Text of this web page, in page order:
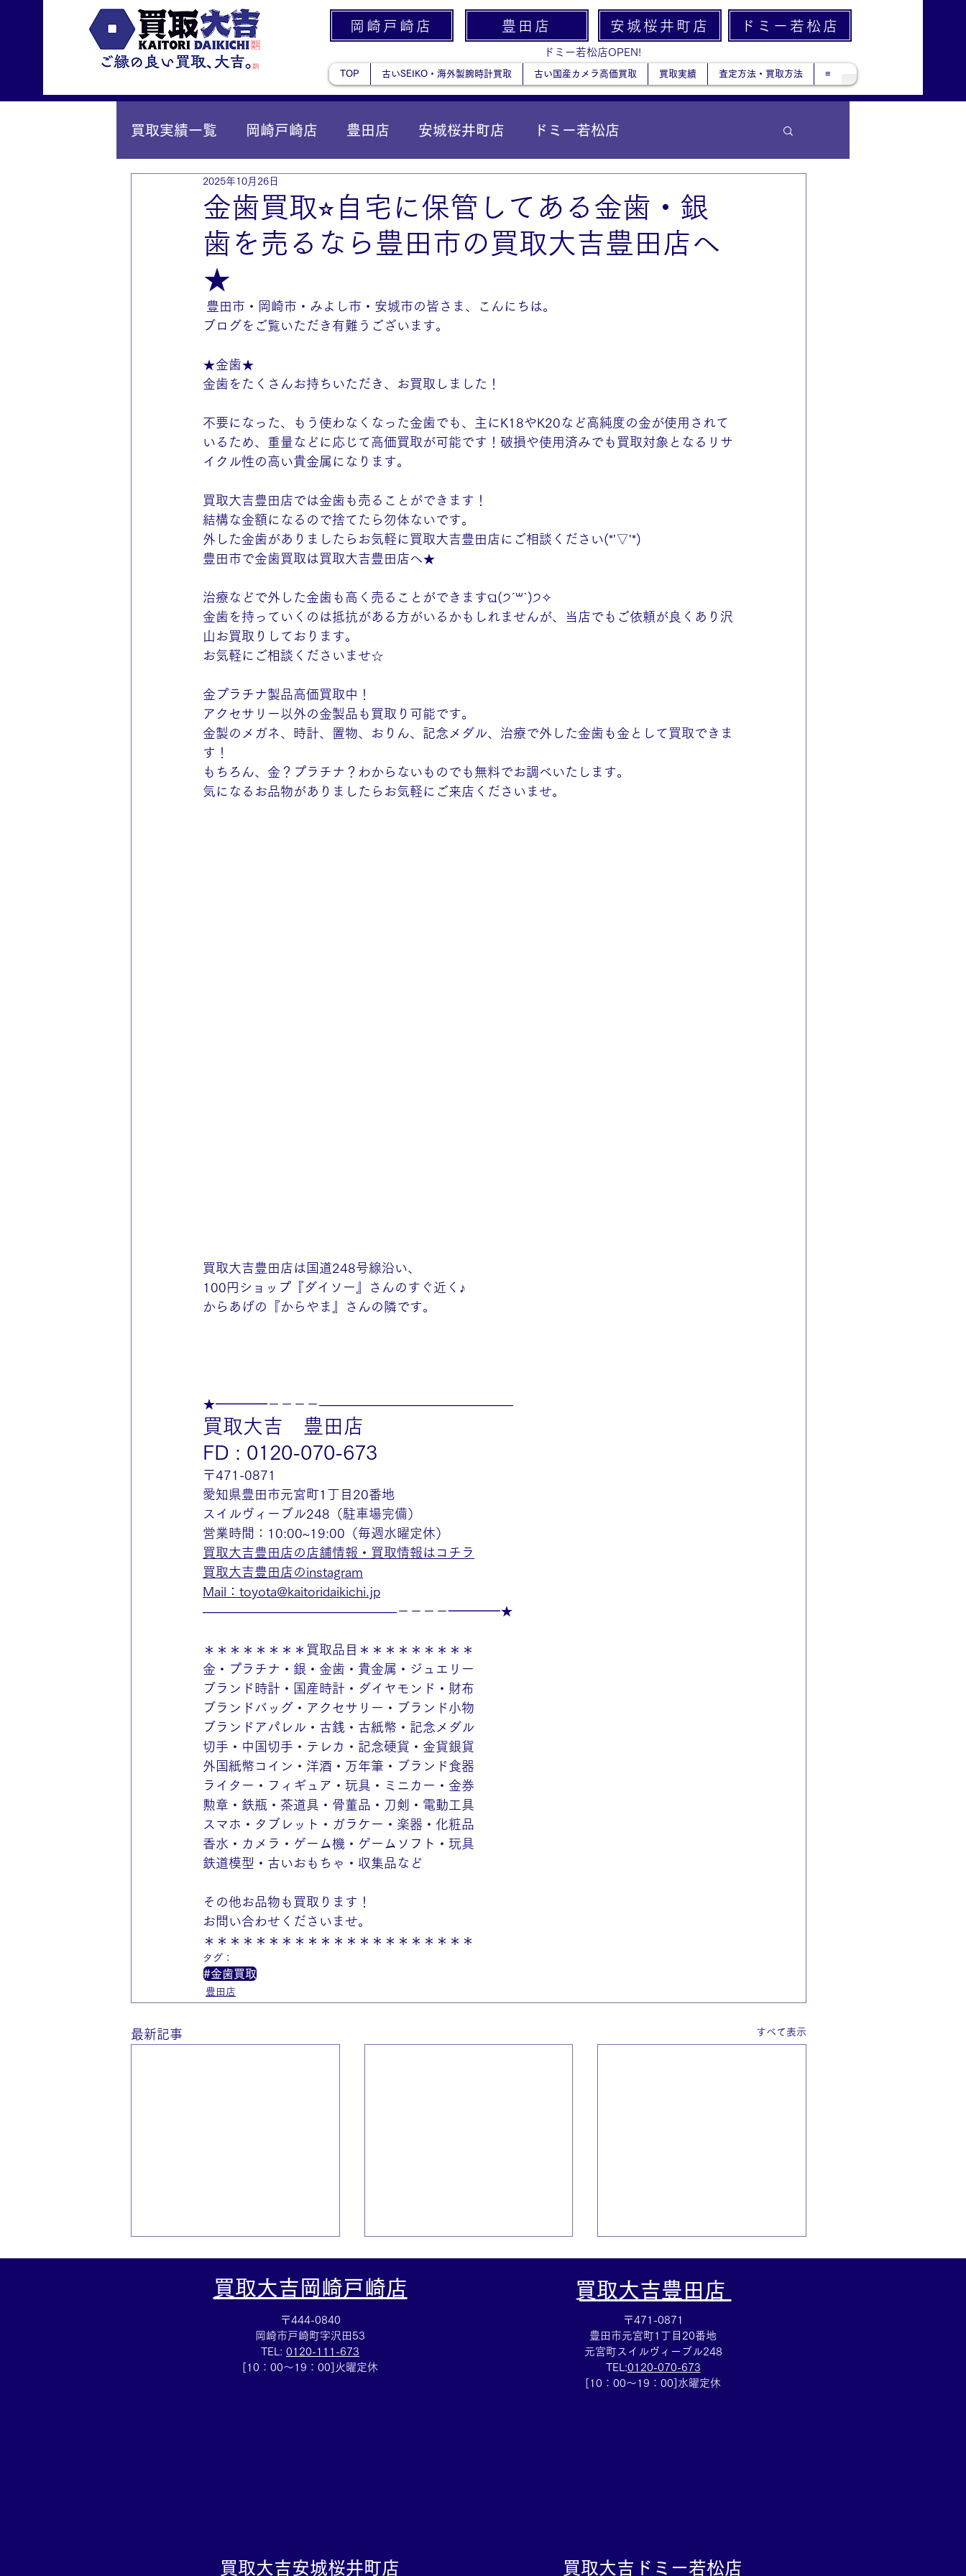
岡崎戸崎店 豊田店 安城桜井町店 ドミー若松店
ドミー若松店OPEN!
TOP 古いSEIKO・海外製腕時計買取 古い国産カメラ高価買取 買取実績 査定方法・買取方法 ≡
買取実績一覧 岡崎戸崎店 豊田店 安城桜井町店 ドミー若松店
IY安城店（安城桜井町店に統合）
金歯買取⭐︎自宅に保管してある金歯・銀
歯を売るなら豊田市の買取大吉豊田店へ
★
2025年10月26日
豊田市・岡崎市・みよし市・安城市の皆さま、こんにちは。
ブログをご覧いただき有難うございます。
★金歯★
金歯をたくさんお持ちいただき、お買取しました！
不要になった、もう使わなくなった金歯でも、主にK18やK20など高純度の金が使用されて
いるため、重量などに応じて高価買取が可能です！破損や使用済みでも買取対象となるリサ
イクル性の高い貴金属になります。
買取大吉豊田店では金歯も売ることができます！
結構な金額になるので捨てたら勿体ないです。
外した金歯がありましたらお気軽に買取大吉豊田店にご相談ください(*'▽'*)
豊田市で金歯買取は買取大吉豊田店へ★
治療などで外した金歯も高く売ることができますଘ(੭ˊ꒳​ˋ)੭✧
金歯を持っていくのは抵抗がある方がいるかもしれませんが、当店でもご依頼が良くあり沢
山お買取りしております。
お気軽にご相談くださいませ☆
金プラチナ製品高価買取中！
アクセサリー以外の金製品も買取り可能です。
金製のメガネ、時計、置物、おりん、記念メダル、治療で外した金歯も金として買取できま
す！
もちろん、金？プラチナ？わからないものでも無料でお調べいたします。
気になるお品物がありましたらお気軽にご来店くださいませ。
買取大吉豊田店は国道248号線沿い、
100円ショップ『ダイソー』さんのすぐ近く♪
からあげの『からやま』さんの隣です。
★━━━━－－－－———————————————
買取大吉　豊田店
FD : 0120-070-673
〒471-0871
愛知県豊田市元宮町1丁目20番地
スイルヴィーブル248（駐車場完備）
営業時間：10:00~19:00（毎週水曜定休）
買取大吉豊田店の店舗情報・買取情報はコチラ
買取大吉豊田店のinstagram
Mail：toyota@kaitoridaikichi.jp
———————————————－－－－━━━━★
＊＊＊＊＊＊＊＊買取品目＊＊＊＊＊＊＊＊＊
金・プラチナ・銀・金歯・貴金属・ジュエリー
ブランド時計・国産時計・ダイヤモンド・財布
ブランドバッグ・アクセサリー・ブランド小物
ブランドアパレル・古銭・古紙幣・記念メダル
切手・中国切手・テレカ・記念硬貨・金貨銀貨
外国紙幣コイン・洋酒・万年筆・ブランド食器
ライター・フィギュア・玩具・ミニカー・金券
勲章・鉄瓶・茶道具・骨董品・刀剣・電動工具
スマホ・タブレット・ガラケー・楽器・化粧品
香水・カメラ・ゲーム機・ゲームソフト・玩具
鉄道模型・古いおもちゃ・収集品など
その他お品物も買取ります！
お問い合わせくださいませ。
＊＊＊＊＊＊＊＊＊＊＊＊＊＊＊＊＊＊＊＊＊
タグ：
#金歯買取
豊田店
最新記事 すべて表示
金プラチナのピアス売るなら
買取大吉岡崎戸崎店
〒444-0840
岡崎市戸崎町字沢田53
TEL: 0120-111-673
[10：00～19：00]火曜定休
買取大吉安城桜井町店
​買取大吉豊田店
〒471-0871
豊田市元宮町1丁目20番地
元宮町スイルヴィーブル248
TEL:0120-070-673
[10：00～19：00]水曜定休
買取大吉ドミー若松店